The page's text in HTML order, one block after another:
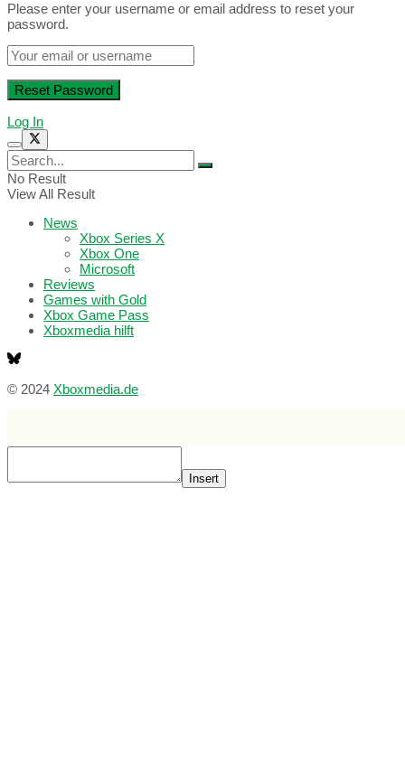
Please enter your username or email address to reset your
password.
Log In
No Result
View All Result
News
Xbox Series X
Xbox One
Microsoft
Reviews
Games with Gold
Xbox Game Pass
Xboxmedia hilft
© 2024 Xboxmedia.de
Insert